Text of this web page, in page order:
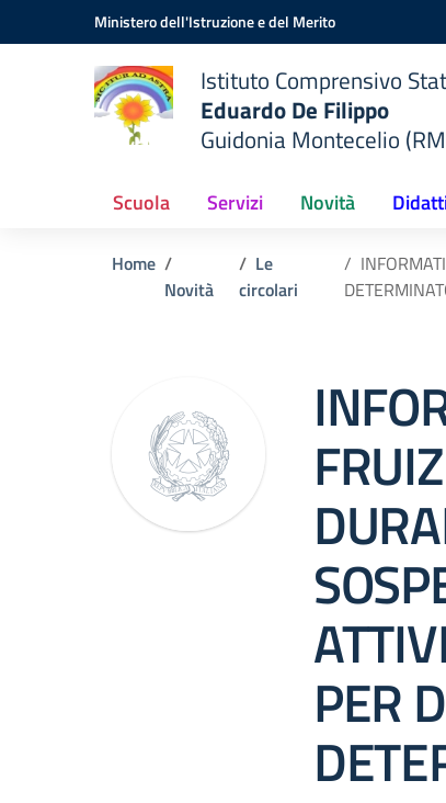
Vai ai contenuti
Vai al menu di navigazioneMinistero dell'Istruzione e del Merito
Istituto Comprensivo
Eduardo De Filippo
Guidonia Montecelio
Scuola Servizi Novità
Home
Novità
Le
circolari
PER